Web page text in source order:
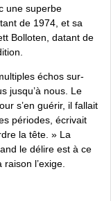
une superbe
de 1974, et sa
Bolloten, datant de
échos sur-
jusqu’à nous. Le
s’en guérir, il fallait
périodes, écrivait
la tête. » La
le délire est à ce
l’exige.